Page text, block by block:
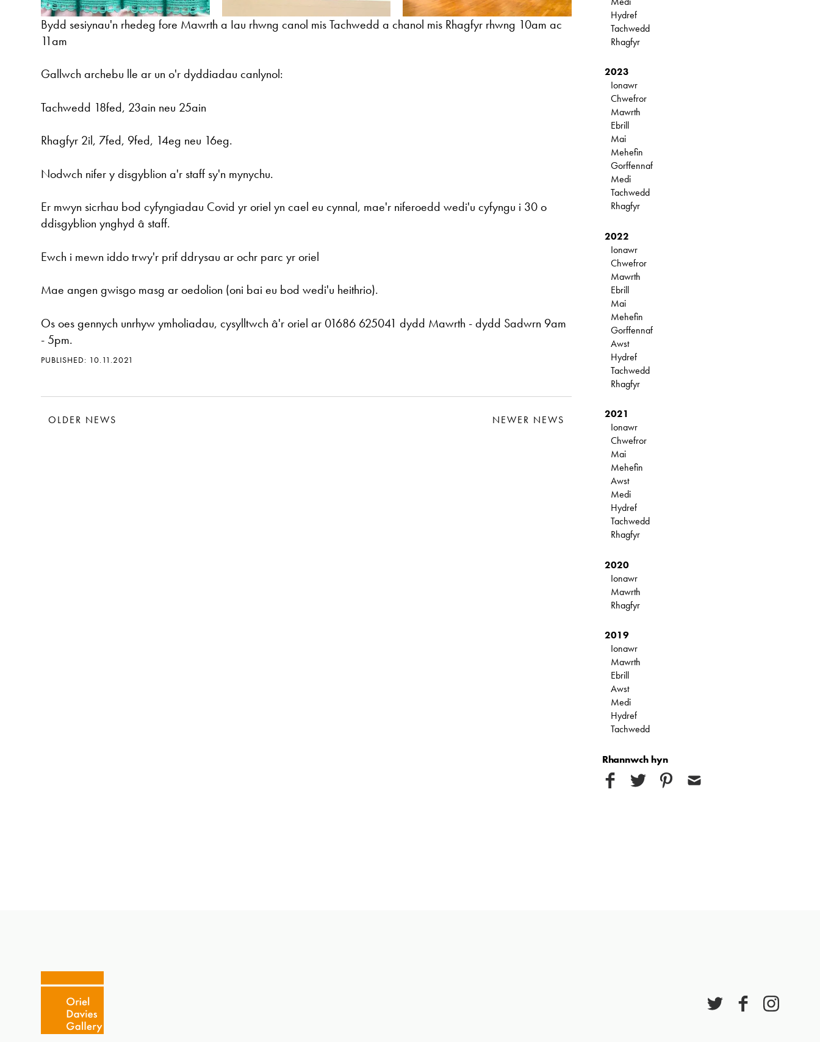
Bydd sesiynau'n rhedeg fore Mawrth a Iau rhwng canol mis Tachwedd a chanol mis Rhagfyr rhwng 10am ac
11am
Gallwch archebu lle ar un o'r dyddiadau canlynol:
Tachwedd 18fed, 23ain neu 25ain
Rhagfyr 2il, 7fed, 9fed, 14eg neu 16eg.
Nodwch nifer y disgyblion a'r staff sy'n mynychu.
Er mwyn sicrhau bod cyfyngiadau Covid yr oriel yn cael eu cynnal, mae'r niferoedd wedi'u cyfyngu i 30 o
ddisgyblion ynghyd â staff.
Ewch i mewn iddo trwy'r prif ddrysau ar ochr parc yr oriel
Mae angen gwisgo masg ar oedolion (oni bai eu bod wedi'u heithrio).
Os oes gennych unrhyw ymholiadau, cysylltwch â'r oriel ar 01686 625041 dydd Mawrth - dydd Sadwrn 9am
- 5pm.
PUBLISHED: 10.11.2021
OLDER NEWS NEWER NEWS
Hydref
Tachwedd
Rhagfyr
2023
Ionawr
Chwefror
Mawrth
Ebrill
Mai
Mehefin
Gorffennaf
Medi
Tachwedd
Rhagfyr
2022
Ionawr
Chwefror
Mawrth
Ebrill
Mai
Mehefin
Gorffennaf
Awst
Hydref
Tachwedd
Rhagfyr
2021
Ionawr
Chwefror
Mai
Mehefin
Awst
Medi
Hydref
Tachwedd
Rhagfyr
2020
Ionawr
Mawrth
Rhagfyr
2019
Ionawr
Mawrth
Ebrill
Awst
Medi
Hydref
Tachwedd
Rhannwch hyn